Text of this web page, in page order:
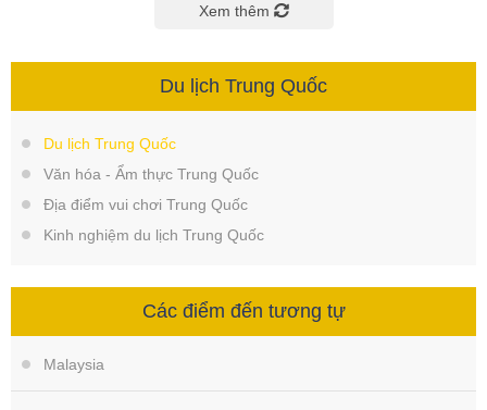
Xem thêm
Du lịch Trung Quốc
Du lịch Trung Quốc
Văn hóa - Ẩm thực Trung Quốc
Địa điểm vui chơi Trung Quốc
Kinh nghiệm du lịch Trung Quốc
Các điểm đến tương tự
Malaysia